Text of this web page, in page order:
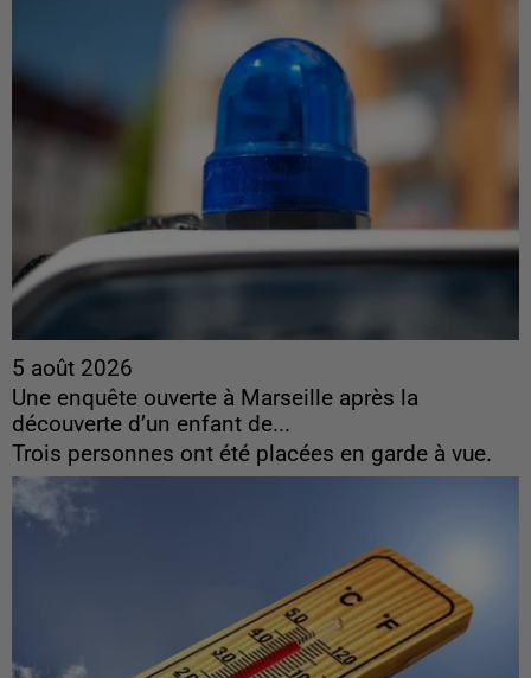
5 août 2026
Une enquête ouverte à Marseille après la
découverte d’un enfant de...
Trois personnes ont été placées en garde à vue.